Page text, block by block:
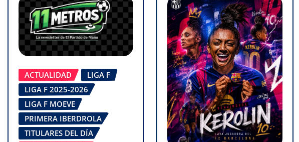
ACTUALIDAD
LIGA F
LIGA F 2025-2026
LIGA F MOEVE
PRIMERA IBERDROLA
TITULARES DEL DÍA